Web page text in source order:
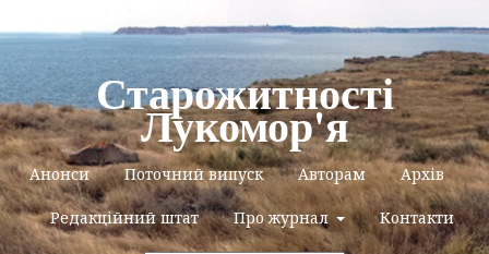
Старожитності
Лукомор'я
Анонси Поточний випуск Авторам Архів
Редакційний штат Про журнал Контакти